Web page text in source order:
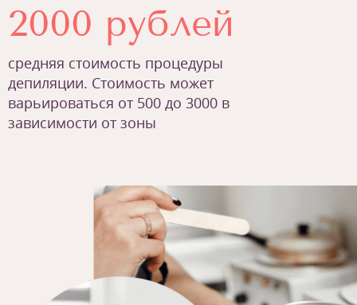
2000 рублей
средняя стоимость процедуры
депиляции. Стоимость может
варьироваться от 500 до 3000 в
зависимости от зоны